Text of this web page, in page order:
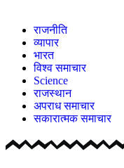
राजनीति
व्यापार
भारत
विश्व समाचार
Science
राजस्थान
अपराध समाचार
सकारात्मक समाचार